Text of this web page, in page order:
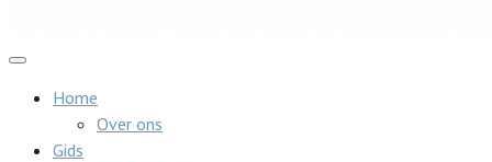
Home
Over ons
Gids